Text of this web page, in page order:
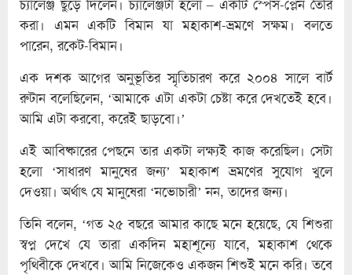
চ্যালেঞ্জ ছুঁড়ে দিলেন। চ্যালেঞ্জটা হলো – একটি স্পেস-প্লেন তৈরি
করা। এমন একটি বিমান যা মহাকাশ-ভ্রমণে সক্ষম। বলতে
পারেন, রকেট-বিমান।
এক দশক আগের অনুভূতির স্মৃতিচারণ করে ২০০৪ সালে বার্ট
রুটান বলেছিলেন, ‘আমাকে এটা একটা চেষ্টা করে দেখতেই হবে।
আমি এটা করবো, করেই ছাড়বো।’
এই আবিষ্কারের পেছনে তার একটা লক্ষ্যই কাজ করেছিল। সেটা
হলো ‘সাধারণ মানুষের জন্য’ মহাকাশ ভ্রমণের সুযোগ খুলে
দেওয়া। অর্থাৎ যে মানুষেরা ‘নভোচারী’ নন, তাদের জন্য।
তিনি বলেন, ‘গত ২৫ বছরে আমার কাছে মনে হয়েছে, যে শিশুরা
স্বপ্ন দেখে যে তারা একদিন মহাশূন্যে যাবে, মহাকাশ থেকে
পৃথিবীকে দেখবে। আমি নিজেকেও একজন শিশুই মনে করি। তবে